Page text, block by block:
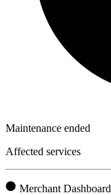
Maintenance ended
Affected services
Merchant Dashboard